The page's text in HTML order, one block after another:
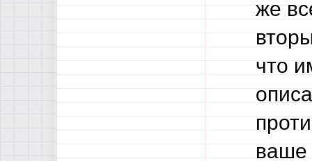
же
что
ваше